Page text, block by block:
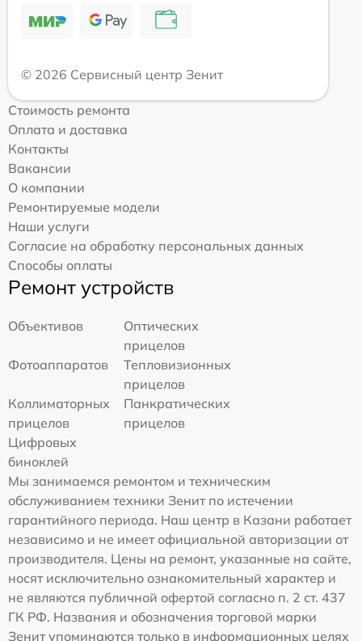
© 2026 Сервисный центр Зенит
Стоимость ремонта
Оплата и доставка
Контакты
Вакансии
О компании
Ремонтируемые модели
Наши услуги
Согласие на обработку персональных данных
Способы оплаты
Ремонт устройств
Объективов
Оптических
прицелов
Фотоаппаратов
Тепловизионных
прицелов
Коллиматорных
прицелов
Панкратических
прицелов
Цифровых
биноклей
Мы занимаемся ремонтом и техническим
обслуживанием техники Зенит по истечении
гарантийного периода. Наш центр в Казани работает
независимо и не имеет официальной авторизации от
производителя. Цены на ремонт, указанные на сайте,
носят исключительно ознакомительный характер и
не являются публичной офертой согласно п. 2 ст. 437
ГК РФ. Названия и обозначения торговой марки
Зенит упоминаются только в информационных целях